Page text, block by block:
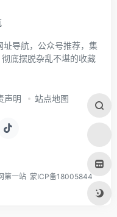
导航，公众号推荐，集
底摆脱杂乱不堪的收藏
声明 站点地图
第一站 蒙ICP备18005844